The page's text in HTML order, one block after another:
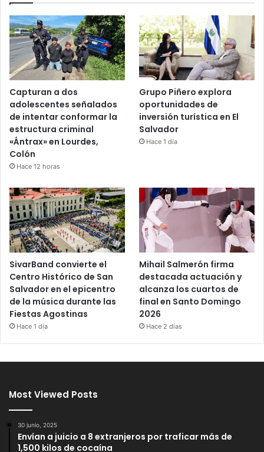
Capturan a dos
adolescentes señalados
de intentar conformar la
estructura criminal
«Ántrax» en Lourdes,
Colón
Hace 12 horas
Grupo Piñero explora
oportunidades de
inversión turística en El
Salvador
Hace 1 día
SivarBand convierte el
Centro Histórico de San
Salvador en el epicentro
de la música durante las
Fiestas Agostinas
Hace 1 día
Mihail Salmerón firma
destacada actuación y
alcanza los cuartos de
final en Santo Domingo
2026
Hace 2 días
Most Viewed Posts
30 junio, 2025
Envían a juicio a 8 extranjeros por traficar más de
1,500 kilos de cocaína